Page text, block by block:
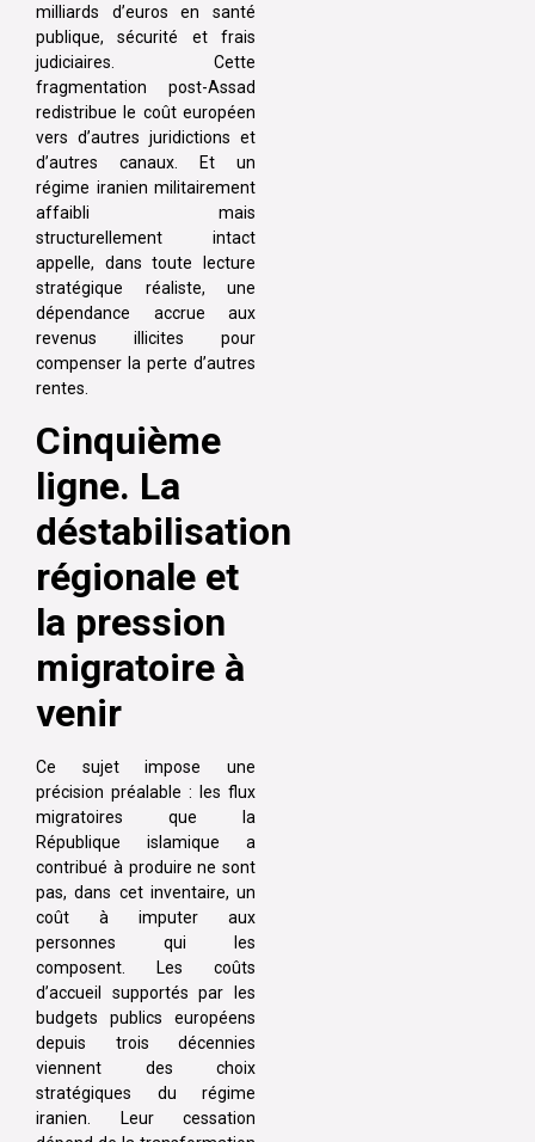
milliards d’euros en santé
publique, sécurité et frais
judiciaires. Cette
fragmentation post-Assad
redistribue le coût européen
vers d’autres juridictions et
d’autres canaux. Et un
régime iranien militairement
affaibli mais
structurellement intact
appelle, dans toute lecture
stratégique réaliste, une
dépendance accrue aux
revenus illicites pour
compenser la perte d’autres
rentes.
Cinquième
ligne. La
déstabilisation
régionale et
la pression
migratoire à
venir
Ce sujet impose une
précision préalable : les flux
migratoires que la
République islamique a
contribué à produire ne sont
pas, dans cet inventaire, un
coût à imputer aux
personnes qui les
composent. Les coûts
d’accueil supportés par les
budgets publics européens
depuis trois décennies
viennent des choix
stratégiques du régime
iranien. Leur cessation